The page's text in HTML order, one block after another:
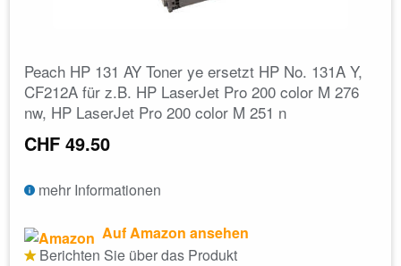
Peach HP 131 AY Toner ye ersetzt HP No. 131A Y,
CF212A für z.B. HP LaserJet Pro 200 color M 276
nw, HP LaserJet Pro 200 color M 251 n
CHF 49.50
mehr Informationen
Auf Amazon ansehen
Berichten Sie über das Produkt